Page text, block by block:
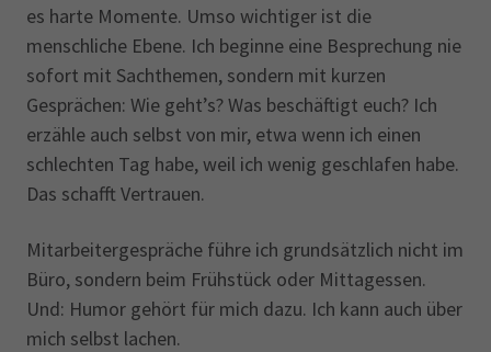
es harte Momente. Umso wichtiger ist die
menschliche Ebene. Ich beginne eine Besprechung nie
sofort mit Sachthemen, sondern mit kurzen
Gesprächen: Wie geht’s? Was beschäftigt euch? Ich
erzähle auch selbst von mir, etwa wenn ich einen
schlechten Tag habe, weil ich wenig geschlafen habe.
Das schafft Vertrauen.
Mitarbeitergespräche führe ich grundsätzlich nicht im
Büro, sondern beim Frühstück oder Mittagessen.
Und: Humor gehört für mich dazu. Ich kann auch über
mich selbst lachen.